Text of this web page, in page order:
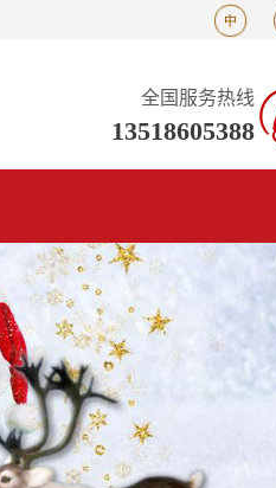
全国服务热线
13518605388